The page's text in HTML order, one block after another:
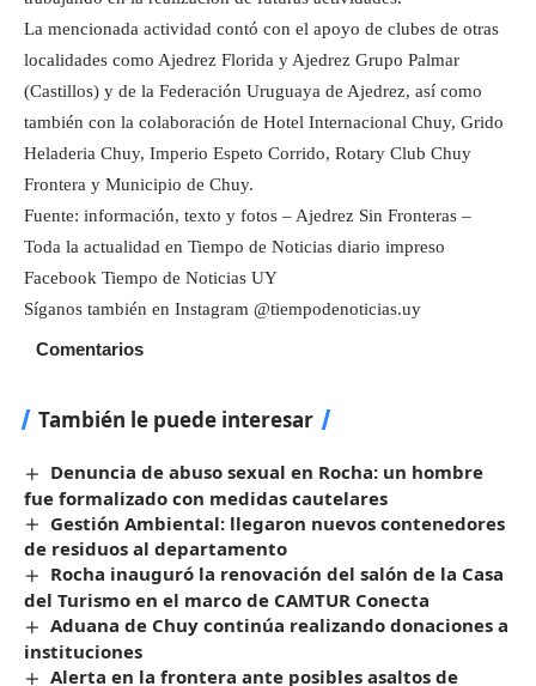
La mencionada actividad contó con el apoyo de clubes de otras
localidades como Ajedrez Florida y Ajedrez Grupo Palmar
(Castillos) y de la Federación Uruguaya de Ajedrez, así como
también con la colaboración de Hotel Internacional Chuy, Grido
Heladeria Chuy, Imperio Espeto Corrido, Rotary Club Chuy
Frontera y Municipio de Chuy.
Fuente: información, texto y fotos – Ajedrez Sin Fronteras –
Toda la actualidad en Tiempo de Noticias diario impreso
Facebook Tiempo de Noticias UY
Síganos también en Instagram @tiempodenoticias.uy
Comentarios
También le puede interesar
Denuncia de abuso sexual en Rocha: un hombre
fue formalizado con medidas cautelares
Gestión Ambiental: llegaron nuevos contenedores
de residuos al departamento
Rocha inauguró la renovación del salón de la Casa
del Turismo en el marco de CAMTUR Conecta
Aduana de Chuy continúa realizando donaciones a
instituciones
Alerta en la frontera ante posibles asaltos de